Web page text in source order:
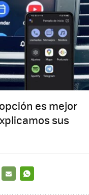
es mejor
sus